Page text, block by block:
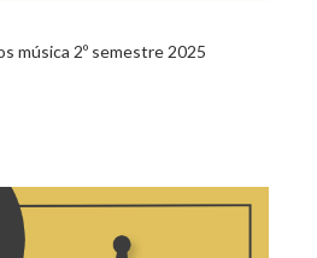
música 2º semestre 2025